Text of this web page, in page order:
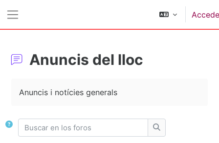
Anuncis del lloc
Anuncis i notícies generals
Buscar en los foros
Buscar en los